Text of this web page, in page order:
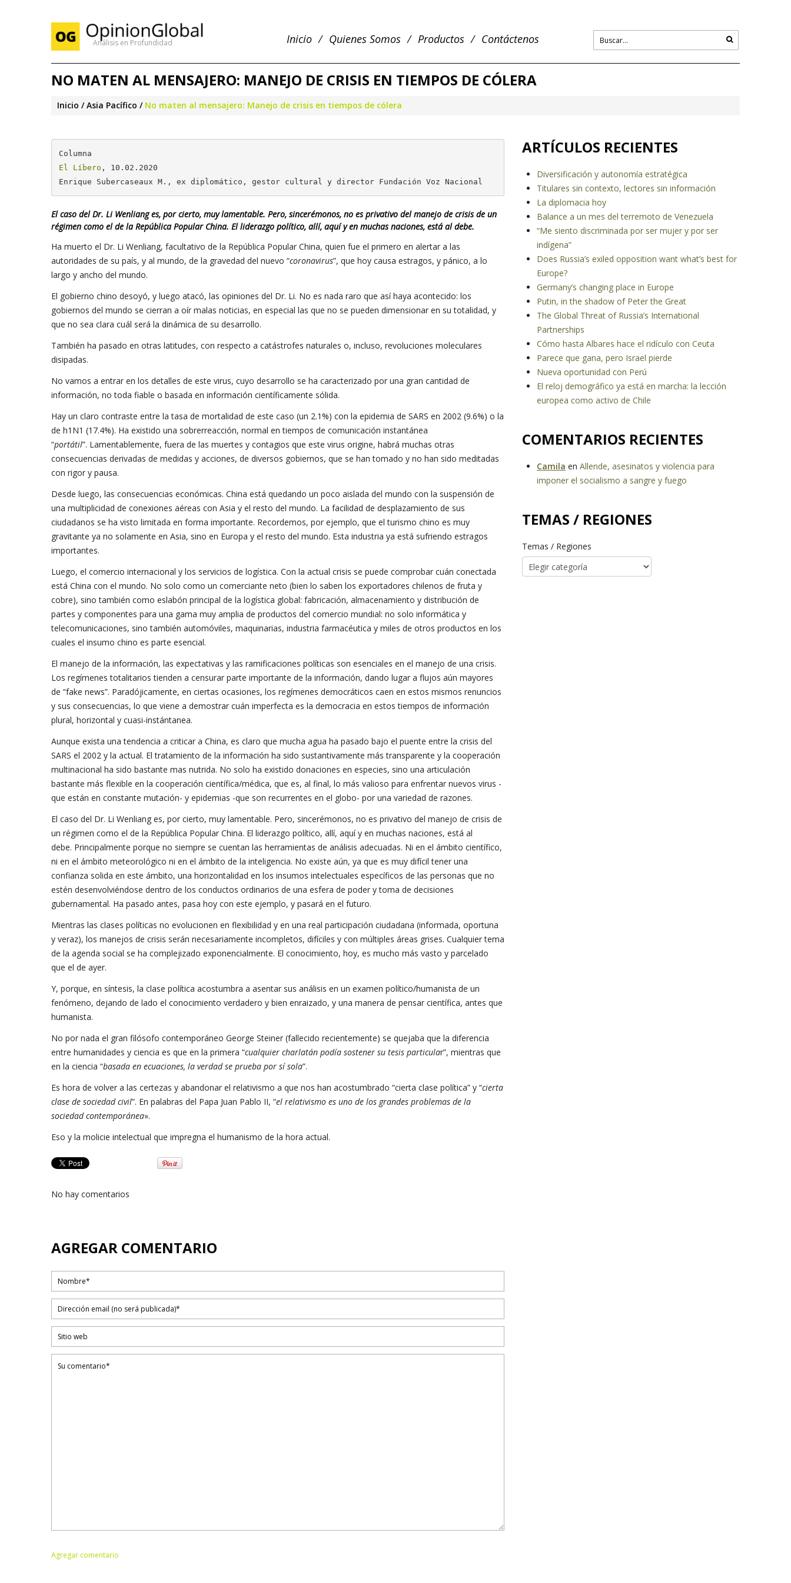
Análisis en Profundidad Inicio Quienes Somos Productos Contáctenos
NO MATEN AL MENSAJERO: MANEJO DE CRISIS EN TIEMPOS DE CÓLERA
Inicio Asia Pacífico No maten al mensajero: Manejo de crisis en tiempos de cólera
El Líbero , 10.02.2020
Enrique Subercaseaux M., ex diplomático, gestor cultural y director Fundación Voz Nacional
El caso del Dr. Li Wenliang es, por cierto, muy lamentable. Pero, sincerémonos, no es privativo del manejo de crisis de un
régimen como el de la República Popular China. El liderazgo político, allí, aquí y en muchas naciones, está al debe.
Ha muerto el Dr. Li Wenliang, facultativo de la República Popular China, quien fue el primero en alertar a las
autoridades de su país, y al mundo, de la gravedad del nuevo “coronavirus”, que hoy causa estragos, y pánico, a lo
largo y ancho del mundo.
El gobierno chino desoyó, y luego atacó, las opiniones del Dr. Li. No es nada raro que así haya acontecido: los
gobiernos del mundo se cierran a oír malas noticias, en especial las que no se pueden dimensionar en su totalidad, y
que no sea clara cuál será la dinámica de su desarrollo.
También ha pasado en otras latitudes, con respecto a catástrofes naturales o, incluso, revoluciones moleculares
disipadas.
No vamos a entrar en los detalles de este virus, cuyo desarrollo se ha caracterizado por una gran cantidad de
información, no toda fiable o basada en información científicamente sólida.
Hay un claro contraste entre la tasa de mortalidad de este caso (un 2.1%) con la epidemia de SARS en 2002 (9.6%) o la
de h1N1 (17.4%). Ha existido una sobrerreacción, normal en tiempos de comunicación instantánea
“portátil”. Lamentablemente, fuera de las muertes y contagios que este virus origine, habrá muchas otras
consecuencias derivadas de medidas y acciones, de diversos gobiernos, que se han tomado y no han sido meditadas
con rigor y pausa.
Desde luego, las consecuencias económicas. China está quedando un poco aislada del mundo con la suspensión de
una multiplicidad de conexiones aéreas con Asia y el resto del mundo. La facilidad de desplazamiento de sus
ciudadanos se ha visto limitada en forma importante. Recordemos, por ejemplo, que el turismo chino es muy
gravitante ya no solamente en Asia, sino en Europa y el resto del mundo. Esta industria ya está sufriendo estragos
importantes.
Luego, el comercio internacional y los servicios de logística. Con la actual crisis se puede comprobar cuán conectada
está China con el mundo. No solo como un comerciante neto (bien lo saben los exportadores chilenos de fruta y
cobre), sino también como eslabón principal de la logística global: fabricación, almacenamiento y distribución de
partes y componentes para una gama muy amplia de productos del comercio mundial: no solo informática y
telecomunicaciones, sino también automóviles, maquinarias, industria farmacéutica y miles de otros productos en los
cuales el insumo chino es parte esencial.
El manejo de la información, las expectativas y las ramificaciones políticas son esenciales en el manejo de una crisis.
Los regímenes totalitarios tienden a censurar parte importante de la información, dando lugar a flujos aún mayores
de “fake news”. Paradójicamente, en ciertas ocasiones, los regímenes democráticos caen en estos mismos renuncios
y sus consecuencias, lo que viene a demostrar cuán imperfecta es la democracia en estos tiempos de información
plural, horizontal y cuasi-instántanea.
Aunque exista una tendencia a criticar a China, es claro que mucha agua ha pasado bajo el puente entre la crisis del
SARS el 2002 y la actual. El tratamiento de la información ha sido sustantivamente más transparente y la cooperación
multinacional ha sido bastante mas nutrida. No solo ha existido donaciones en especies, sino una articulación
bastante más flexible en la cooperación científica/médica, que es, al final, lo más valioso para enfrentar nuevos virus -
que están en constante mutación- y epidemias -que son recurrentes en el globo- por una variedad de razones.
El caso del Dr. Li Wenliang es, por cierto, muy lamentable. Pero, sincerémonos, no es privativo del manejo de crisis de
un régimen como el de la República Popular China. El liderazgo político, allí, aquí y en muchas naciones, está al
debe. Principalmente porque no siempre se cuentan las herramientas de análisis adecuadas. Ni en el ámbito científico,
ni en el ámbito meteorológico ni en el ámbito de la inteligencia. No existe aún, ya que es muy difícil tener una
confianza solida en este ámbito, una horizontalidad en los insumos intelectuales específicos de las personas que no
estén desenvolviéndose dentro de los conductos ordinarios de una esfera de poder y toma de decisiones
gubernamental. Ha pasado antes, pasa hoy con este ejemplo, y pasará en el futuro.
Mientras las clases políticas no evolucionen en flexibilidad y en una real participación ciudadana (informada, oportuna
y veraz), los manejos de crisis serán necesariamente incompletos, difíciles y con múltiples áreas grises. Cualquier tema
de la agenda social se ha complejizado exponencialmente. El conocimiento, hoy, es mucho más vasto y parcelado
que el de ayer.
Y, porque, en síntesis, la clase política acostumbra a asentar sus análisis en un examen político/humanista de un
fenómeno, dejando de lado el conocimiento verdadero y bien enraizado, y una manera de pensar científica, antes que
humanista.
No por nada el gran filósofo contemporáneo George Steiner (fallecido recientemente) se quejaba que la diferencia
entre humanidades y ciencia es que en la primera “cualquier charlatán podía sostener su tesis particular”, mientras que
en la ciencia “basada en ecuaciones, la verdad se prueba por sí sola”.
Es hora de volver a las certezas y abandonar el relativismo a que nos han acostumbrado “cierta clase política” y “cierta
clase de sociedad civil”. En palabras del Papa Juan Pablo II, “el relativismo es uno de los grandes problemas de la
sociedad contemporánea».
Eso y la molicie intelectual que impregna el humanismo de la hora actual.
No hay comentarios
AGREGAR COMENTARIO
ARTÍCULOS RECIENTES
Diversificación y autonomía estratégica
Titulares sin contexto, lectores sin información
La diplomacia hoy
Balance a un mes del terremoto de Venezuela
“Me siento discriminada por ser mujer y por ser
indígena”
Does Russia’s exiled opposition want what’s best for
Europe?
Germany’s changing place in Europe
Putin, in the shadow of Peter the Great
The Global Threat of Russia’s International
Partnerships
Cómo hasta Albares hace el ridículo con Ceuta
Parece que gana, pero Israel pierde
Nueva oportunidad con Perú
El reloj demográfico ya está en marcha: la lección
europea como activo de Chile
COMENTARIOS RECIENTES
Camila en Allende, asesinatos y violencia para
imponer el socialismo a sangre y fuego
TEMAS / REGIONES
Temas / Regiones